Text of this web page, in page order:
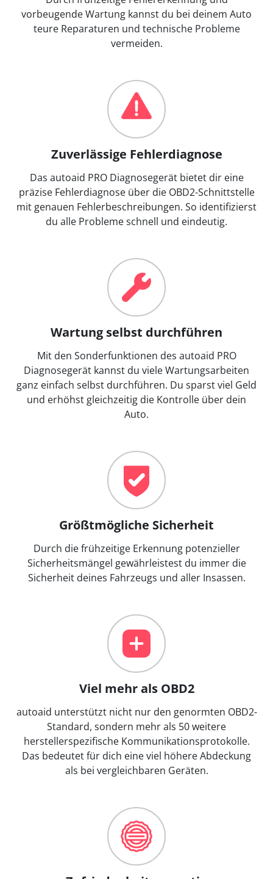
vorbeugende Wartung kannst du bei deinem Auto
teure Reparaturen und technische Probleme
vermeiden.
Zuverlässige Fehlerdiagnose
Das autoaid PRO Diagnosegerät bietet dir eine
präzise Fehlerdiagnose über die OBD2-Schnittstelle
mit genauen Fehlerbeschreibungen. So identifizierst
du alle Probleme schnell und eindeutig.
Wartung selbst durchführen
Mit den Sonderfunktionen des autoaid PRO
Diagnosegerät kannst du viele Wartungsarbeiten
ganz einfach selbst durchführen. Du sparst viel Geld
und erhöhst gleichzeitig die Kontrolle über dein
Auto.
Größtmögliche Sicherheit
Durch die frühzeitige Erkennung potenzieller
Sicherheitsmängel gewährleistest du immer die
Sicherheit deines Fahrzeugs und aller Insassen.
Viel mehr als OBD2
autoaid unterstützt nicht nur den genormten OBD2-
Standard, sondern mehr als 50 weitere
herstellerspezifische Kommunikationsprotokolle.
Das bedeutet für dich eine viel höhere Abdeckung
als bei vergleichbaren Geräten.